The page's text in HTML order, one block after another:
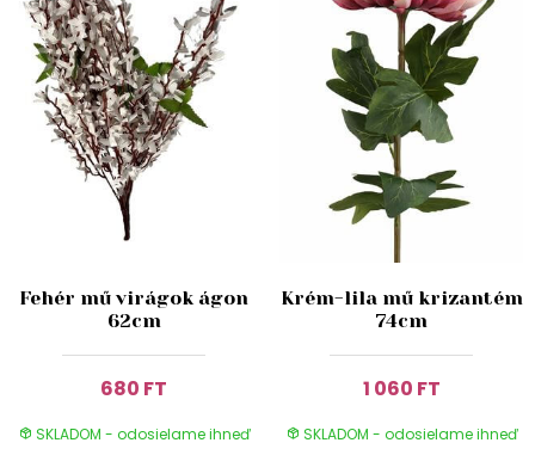
Fehér mű virágok ágon
62cm
680 FT
SKLADOM - odosielame ihneď
Krém-lila mű krizantém
74cm
1 060 FT
SKLADOM - odosielame ihneď